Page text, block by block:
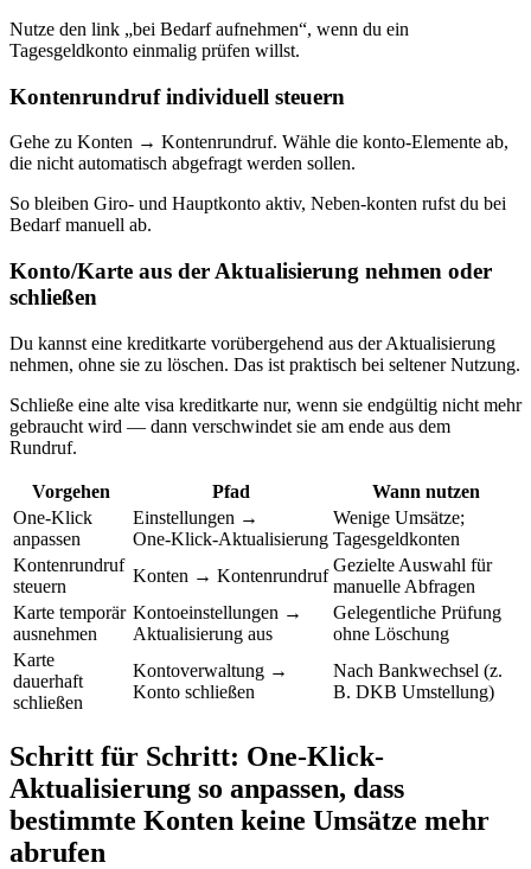
Nutze den link „bei Bedarf aufnehmen“, wenn du ein
Tagesgeldkonto einmalig prüfen willst.
Kontenrundruf individuell steuern
Gehe zu Konten → Kontenrundruf. Wähle die konto-Elemente ab,
die nicht automatisch abgefragt werden sollen.
So bleiben Giro- und Hauptkonto aktiv, Neben-konten rufst du bei
Bedarf manuell ab.
Konto/Karte aus der Aktualisierung nehmen oder
schließen
Du kannst eine kreditkarte vorübergehend aus der Aktualisierung
nehmen, ohne sie zu löschen. Das ist praktisch bei seltener Nutzung.
Schließe eine alte visa kreditkarte nur, wenn sie endgültig nicht mehr
gebraucht wird — dann verschwindet sie am ende aus dem
Rundruf.
Vorgehen Pfad
Wann nutzen
One-Klick
anpassen
Einstellungen →
One‑Klick‑Aktualisierung
Wenige Umsätze;
Tagesgeldkonten
Kontenrundruf
steuern
Konten → Kontenrundruf
Gezielte Auswahl für
manuelle Abfragen
Karte temporär
ausnehmen
Kontoeinstellungen →
Aktualisierung aus
Gelegentliche Prüfung
ohne Löschung
Karte
dauerhaft
schließen
Kontoverwaltung →
Konto schließen
Nach Bankwechsel (z.
B. DKB Umstellung)
Schritt für Schritt: One-Klick-
Aktualisierung so anpassen, dass
bestimmte Konten keine Umsätze mehr
abrufen